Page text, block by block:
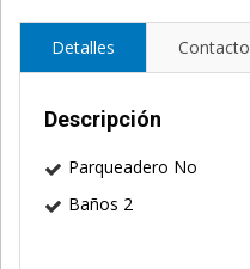
Detalles Contacto
Descripción
Parqueadero No
Baños 2